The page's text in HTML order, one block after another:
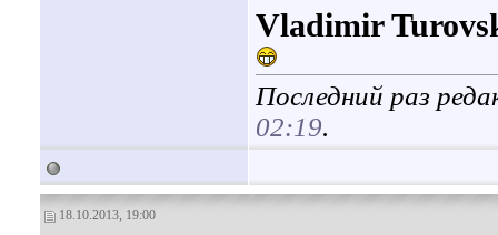
Vladimir
Последний раз
02:19.
18.10.2013, 19:00